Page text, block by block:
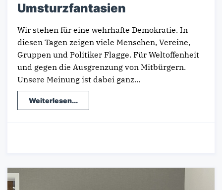
Umsturzfantasien
Wir stehen für eine wehrhafte Demokratie. In
diesen Tagen zeigen viele Menschen, Vereine,
Gruppen und Politiker Flagge. Für Weltoffenheit
und gegen die Ausgrenzung von Mitbürgern.
Unsere Meinung ist dabei ganz…
Weiterlesen...